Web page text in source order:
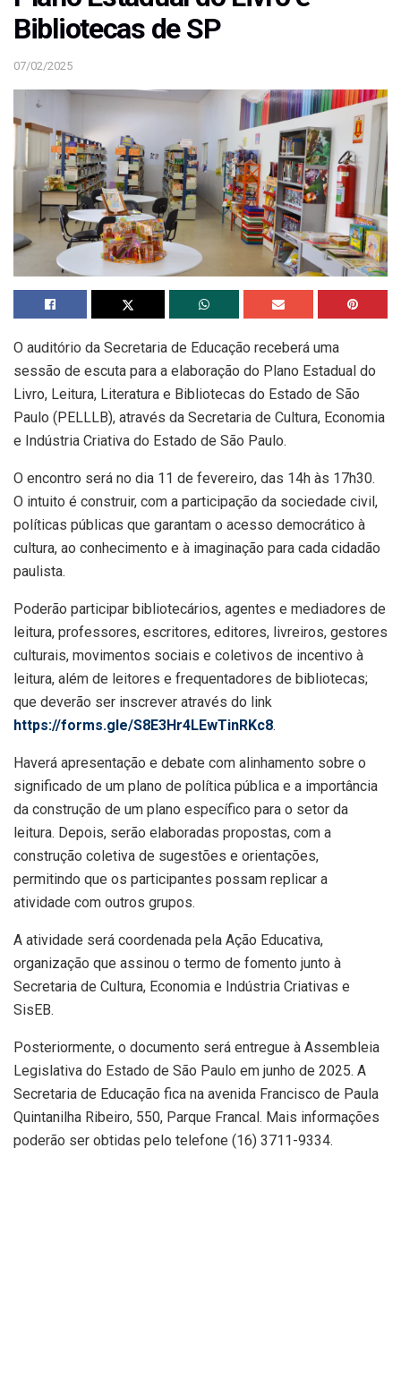
Bibliotecas de SP
07/02/2025
O auditório da Secretaria de Educação receberá uma
sessão de escuta para a elaboração do Plano Estadual do
Livro, Leitura, Literatura e Bibliotecas do Estado de São
Paulo (PELLLB), através da Secretaria de Cultura, Economia
e Indústria Criativa do Estado de São Paulo.
O encontro será no dia 11 de fevereiro, das 14h às 17h30.
O intuito é construir, com a participação da sociedade civil,
políticas públicas que garantam o acesso democrático à
cultura, ao conhecimento e à imaginação para cada cidadão
paulista.
Poderão participar bibliotecários, agentes e mediadores de
leitura, professores, escritores, editores, livreiros, gestores
culturais, movimentos sociais e coletivos de incentivo à
leitura, além de leitores e frequentadores de bibliotecas;
que deverão ser inscrever através do link
https://forms.gle/S8E3Hr4LEwTinRKc8.
Haverá apresentação e debate com alinhamento sobre o
significado de um plano de política pública e a importância
da construção de um plano específico para o setor da
leitura. Depois, serão elaboradas propostas, com a
construção coletiva de sugestões e orientações,
permitindo que os participantes possam replicar a
atividade com outros grupos.
A atividade será coordenada pela Ação Educativa,
organização que assinou o termo de fomento junto à
Secretaria de Cultura, Economia e Indústria Criativas e
SisEB.
Posteriormente, o documento será entregue à Assembleia
Legislativa do Estado de São Paulo em junho de 2025. A
Secretaria de Educação fica na avenida Francisco de Paula
Quintanilha Ribeiro, 550, Parque Francal. Mais informações
poderão ser obtidas pelo telefone (16) 3711-9334.